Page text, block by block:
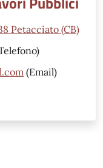
Petacciato (CB)
(Email)